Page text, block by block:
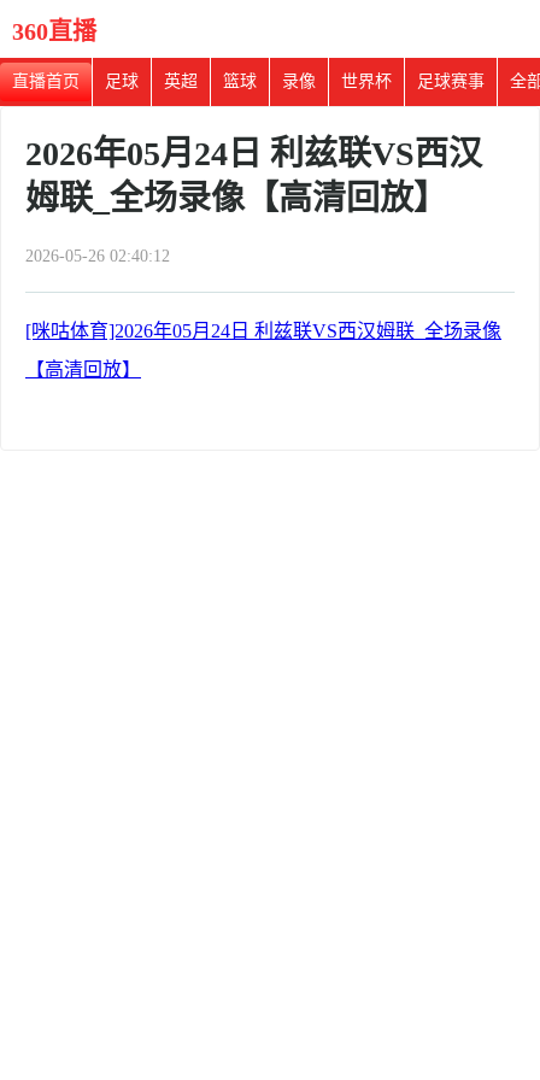
360直播
直播首页 足球 英超 篮球 录像 世界杯 足球赛事 全
2026年05月24日 利兹联VS西汉
姆联_全场录像【高清回放】
2026-05-26 02:40:12
[咪咕体育]2026年05月24日 利兹联VS西汉姆联_全场录像
【高清回放】